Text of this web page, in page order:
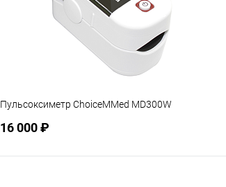
Пульсоксиметр ChoiceMMed MD300W
16 000 ₽